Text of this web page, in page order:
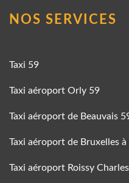
NOS SERVICES
Taxi 59
Taxi aéroport Orly 59
Taxi aéroport de Beauvais
Taxi aéroport de Bruxelles
Taxi aéroport Roissy